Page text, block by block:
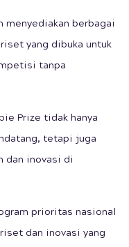
menyediakan berbagai
yang dibuka untuk
tanpa
Prize tidak hanya
tetapi juga
dan inovasi di
prioritas nasional
dan inovasi yang